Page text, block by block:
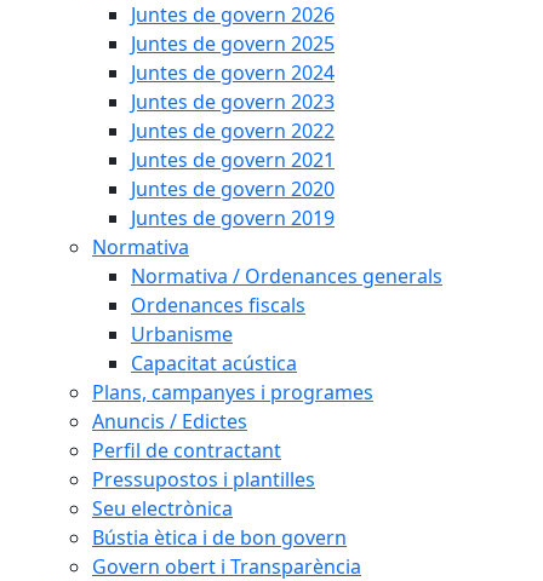
Juntes de govern 2026
Juntes de govern 2025
Juntes de govern 2024
Juntes de govern 2023
Juntes de govern 2022
Juntes de govern 2021
Juntes de govern 2020
Juntes de govern 2019
Normativa
Normativa / Ordenances generals
Ordenances fiscals
Urbanisme
Capacitat acústica
Plans, campanyes i programes
Anuncis / Edictes
Perfil de contractant
Pressupostos i plantilles
Seu electrònica
Bústia ètica i de bon govern
Govern obert i Transparència